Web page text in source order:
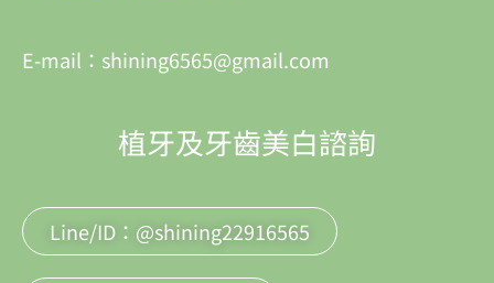
E-mail：shining6565@gmail.com
植牙及牙齒美白諮詢
Line/ID：@shining22916565